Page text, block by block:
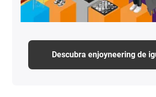
Descubra enjoyneering de